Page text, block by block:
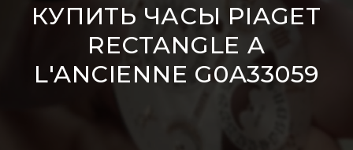
КУПИТЬ ЧАСЫ PIAGET
RECTANGLE A
L'ANCIENNE G0A33059